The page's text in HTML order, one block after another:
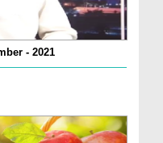
- 2021